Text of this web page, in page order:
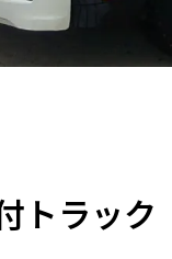
トラック